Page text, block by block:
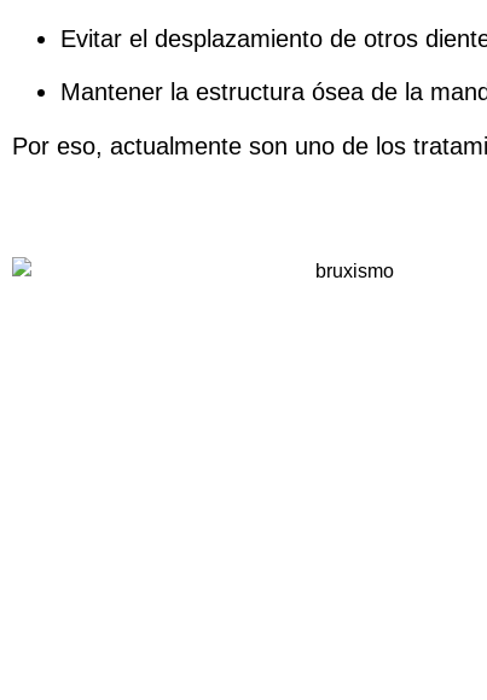
Evitar el desplazamiento de otros
Mantener la estructura ósea de la
Por eso, actualmente son uno de los